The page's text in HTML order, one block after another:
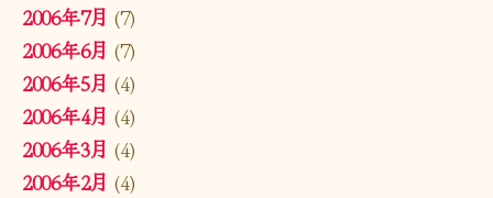
2006年7月 (7)
2006年6月 (7)
2006年5月 (4)
2006年4月 (4)
2006年3月 (4)
2006年2月 (4)